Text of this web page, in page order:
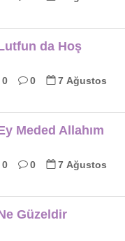
da Hoş
0 0
7 Ağustos
Meded Allahım
0 0
7 Ağustos
Güzeldir